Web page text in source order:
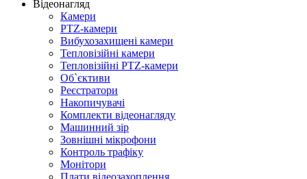
Відеонагляд
Камери
PTZ-камери
Вибухозахищені камери
Тепловізійні камери
Тепловізійні PTZ-камери
Об`єктиви
Реєстратори
Накопичувачі
Комплекти відеонагляду
Машинний зір
Зовнішні мікрофони
Контроль трафіку
Монітори
Плати відеозахоплення